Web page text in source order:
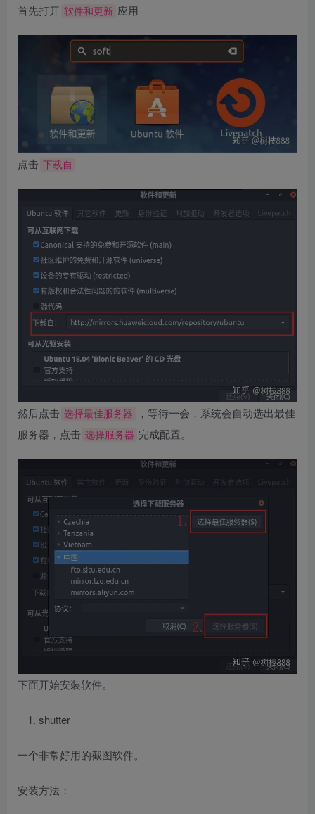
首先打开 软件和更新 应用
点击 下载自
然后点击 选择最佳服务器
，等待一会，系统会自动选出最佳
服务器，点击 选择服务器 完成配置。
下面开始安装软件。
shutter
一个非常好用的截图软件。
安装方法：